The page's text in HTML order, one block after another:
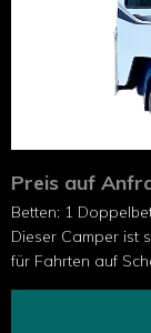
Preis auf
Betten: 1
Dieser Camper ist
für Fahrten auf